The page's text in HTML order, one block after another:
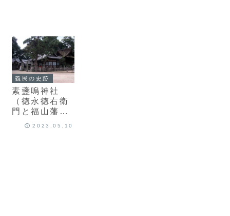
義民の史跡
素盞嗚神社
（徳永徳右衛
門と福山藩天
明一揆）2023.05.10